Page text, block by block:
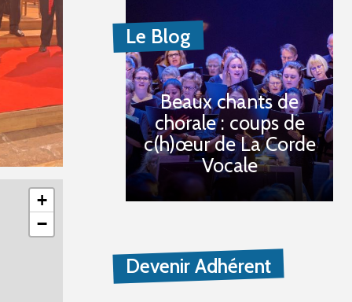
+
−
Le Blog
Beaux chants de
chorale : coups de
c(h)œur de La Corde
Vocale
Devenir Adhérent